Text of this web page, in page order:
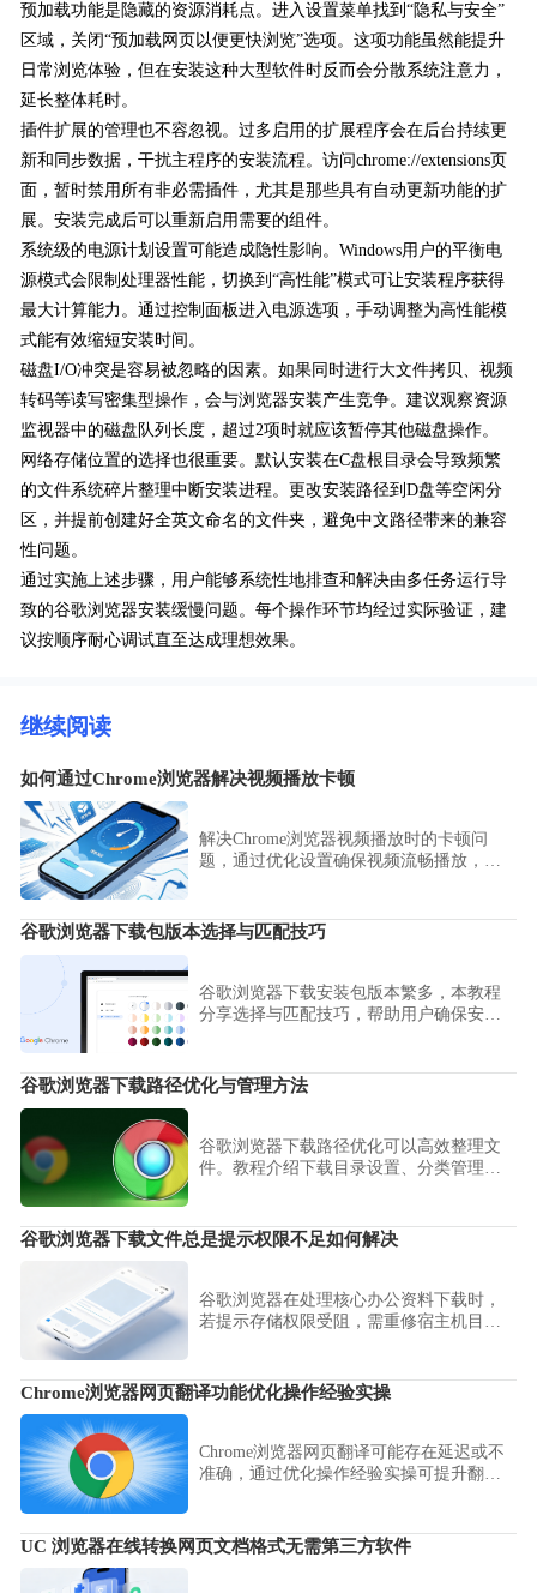
预加载功能是隐藏的资源消耗点。进入设置菜单找到“隐私与安全”
区域，关闭“预加载网页以便更快浏览”选项。这项功能虽然能提升
日常浏览体验，但在安装这种大型软件时反而会分散系统注意力，
延长整体耗时。
插件扩展的管理也不容忽视。过多启用的扩展程序会在后台持续更
新和同步数据，干扰主程序的安装流程。访问chrome://extensions页
面，暂时禁用所有非必需插件，尤其是那些具有自动更新功能的扩
展。安装完成后可以重新启用需要的组件。
系统级的电源计划设置可能造成隐性影响。Windows用户的平衡电
源模式会限制处理器性能，切换到“高性能”模式可让安装程序获得
最大计算能力。通过控制面板进入电源选项，手动调整为高性能模
式能有效缩短安装时间。
磁盘I/O冲突是容易被忽略的因素。如果同时进行大文件拷贝、视频
转码等读写密集型操作，会与浏览器安装产生竞争。建议观察资源
监视器中的磁盘队列长度，超过2项时就应该暂停其他磁盘操作。
网络存储位置的选择也很重要。默认安装在C盘根目录会导致频繁
的文件系统碎片整理中断安装进程。更改安装路径到D盘等空闲分
区，并提前创建好全英文命名的文件夹，避免中文路径带来的兼容
性问题。
通过实施上述步骤，用户能够系统性地排查和解决由多任务运行导
致的谷歌浏览器安装缓慢问题。每个操作环节均经过实际验证，建
议按顺序耐心调试直至达成理想效果。
继续阅读
如何通过Chrome浏览器解决视频播放卡顿
解决Chrome浏览器视频播放时的卡顿问
题，通过优化设置确保视频流畅播放，提
谷歌浏览器下载包版本选择与匹配技巧
谷歌浏览器下载安装包版本繁多，本教程
分享选择与匹配技巧，帮助用户确保安装
谷歌浏览器下载路径优化与管理方法
谷歌浏览器下载路径优化可以高效整理文
件。教程介绍下载目录设置、分类管理及
谷歌浏览器下载文件总是提示权限不足如何解决
谷歌浏览器在处理核心办公资料下载时，
若提示存储权限受阻，需重修宿主机目录
Chrome浏览器网页翻译功能优化操作经验实操
Chrome浏览器网页翻译可能存在延迟或不
准确，通过优化操作经验实操可提升翻译
UC 浏览器在线转换网页文档格式无需第三方软件